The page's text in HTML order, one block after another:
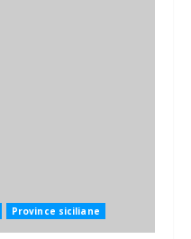
Province siciliane